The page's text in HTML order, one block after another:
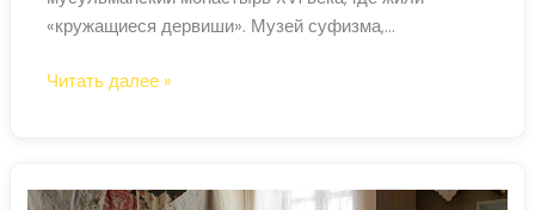
«кружащиеся дервиши». Музей суфизма,
Текие
в
Читать далее »